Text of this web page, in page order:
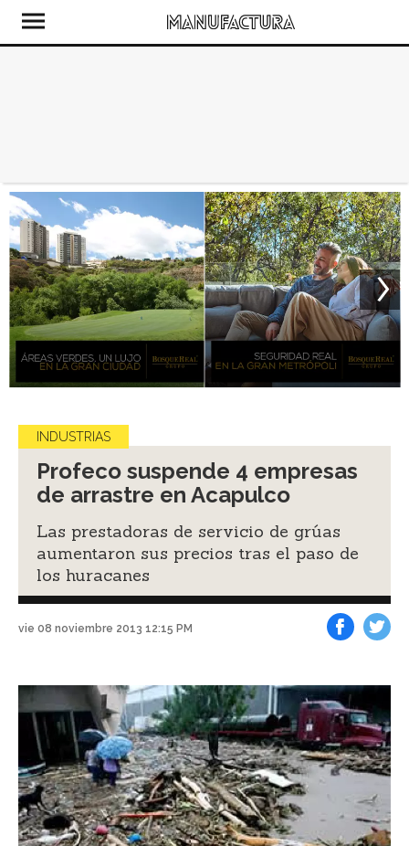
INDUSTRIAS
Profeco suspende 4 empresas
de arrastre en Acapulco
Las prestadoras de servicio de grúas
aumentaron sus precios tras el paso de
los huracanes
vie 08 noviembre 2013 12:15 PM